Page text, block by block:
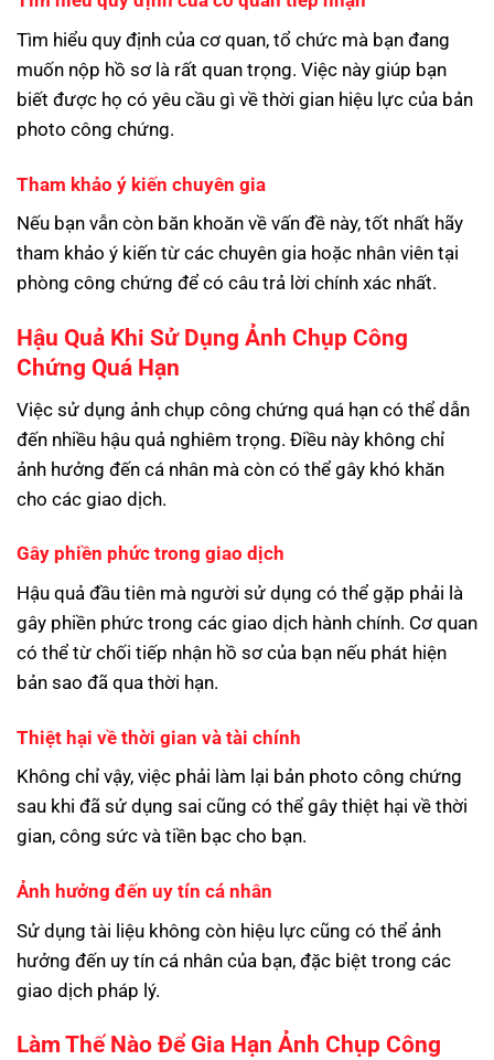
Tìm hiểu quy định của cơ quan, tổ chức mà bạn đang
muốn nộp hồ sơ là rất quan trọng. Việc này giúp bạn
biết được họ có yêu cầu gì về thời gian hiệu lực của bản
photo công chứng.
Tham khảo ý kiến chuyên gia
Nếu bạn vẫn còn băn khoăn về vấn đề này, tốt nhất hãy
tham khảo ý kiến từ các chuyên gia hoặc nhân viên tại
phòng công chứng để có câu trả lời chính xác nhất.
Hậu Quả Khi Sử Dụng Ảnh Chụp Công
Chứng Quá Hạn
Việc sử dụng ảnh chụp công chứng quá hạn có thể dẫn
đến nhiều hậu quả nghiêm trọng. Điều này không chỉ
ảnh hưởng đến cá nhân mà còn có thể gây khó khăn
cho các giao dịch.
Gây phiền phức trong giao dịch
Hậu quả đầu tiên mà người sử dụng có thể gặp phải là
gây phiền phức trong các giao dịch hành chính. Cơ quan
có thể từ chối tiếp nhận hồ sơ của bạn nếu phát hiện
bản sao đã qua thời hạn.
Thiệt hại về thời gian và tài chính
Không chỉ vậy, việc phải làm lại bản photo công chứng
sau khi đã sử dụng sai cũng có thể gây thiệt hại về thời
gian, công sức và tiền bạc cho bạn.
Ảnh hưởng đến uy tín cá nhân
Sử dụng tài liệu không còn hiệu lực cũng có thể ảnh
hưởng đến uy tín cá nhân của bạn, đặc biệt trong các
giao dịch pháp lý.
Làm Thế Nào Để Gia Hạn Ảnh Chụp Công